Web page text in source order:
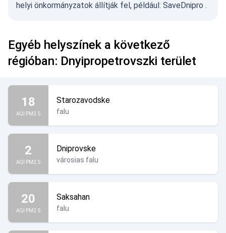
helyi önkormányzatok állítják fel, például: SaveDnipro .
Egyéb helyszínek a következő
régióban: Dnyipropetrovszki terület
18
AQI PM2.5
Starozavodske
falu
2
AQI PM2.5
Dniprovske
városias falu
20
AQI PM2.5
Saksahan
falu